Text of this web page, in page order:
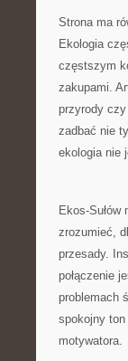
Strona ma
Ekologia
częstszym
zakupami.
przyrody
zadbać nie
ekologia nie
Ekos-
zrozumieć,
przesady.
połączenie
problemach
spokojny ton
motywatora.